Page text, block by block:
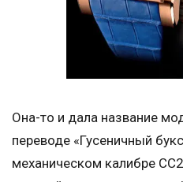
Она-то и дала название
переводе «Гусеничный
механическом калибре